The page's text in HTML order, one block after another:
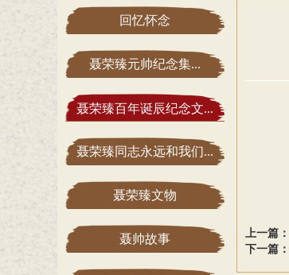
回忆怀念
聂荣臻元帅纪念集...
聂荣臻百年诞辰纪念文...
聂荣臻同志永远和我们...
聂荣臻文物
聂帅故事 上一篇：
下一篇：